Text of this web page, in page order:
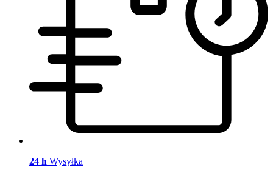
24 h Wysyłka